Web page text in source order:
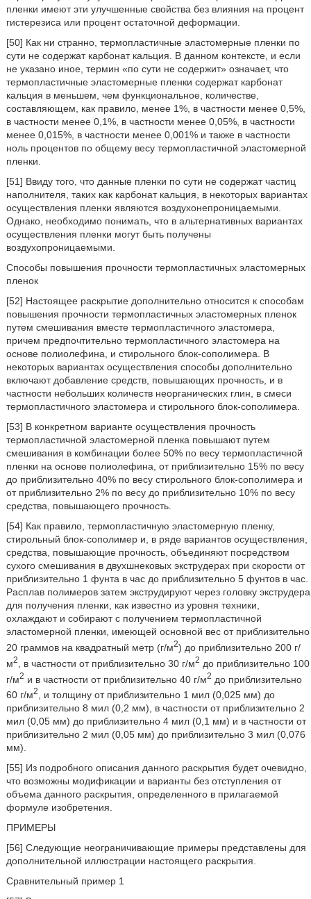
пленки имеют эти улучшенные свойства без влияния на процент
гистерезиса или процент остаточной деформации.
[50] Как ни странно, термопластичные эластомерные пленки по
сути не содержат карбонат кальция. В данном контексте, и если
не указано иное, термин «по сути не содержит» означает, что
термопластичные эластомерные пленки содержат карбонат
кальция в меньшем, чем функциональное, количестве,
составляющем, как правило, менее 1%, в частности менее 0,5%,
в частности менее 0,1%, в частности менее 0,05%, в частности
менее 0,015%, в частности менее 0,001% и также в частности
ноль процентов по общему весу термопластичной эластомерной
пленки.
[51] Ввиду того, что данные пленки по сути не содержат частиц
наполнителя, таких как карбонат кальция, в некоторых вариантах
осуществления пленки являются воздухонепроницаемыми.
Однако, необходимо понимать, что в альтернативных вариантах
осуществления пленки могут быть получены
воздухопроницаемыми.
Способы повышения прочности термопластичных эластомерных
пленок
[52] Настоящее раскрытие дополнительно относится к способам
повышения прочности термопластичных эластомерных пленок
путем смешивания вместе термопластичного эластомера,
причем предпочтительно термопластичного эластомера на
основе полиолефина, и стирольного блок-сополимера. В
некоторых вариантах осуществления способы дополнительно
включают добавление средств, повышающих прочность, и в
частности небольших количеств неорганических глин, в смеси
термопластичного эластомера и стирольного блок-сополимера.
[53] В конкретном варианте осуществления прочность
термопластичной эластомерной пленка повышают путем
смешивания в комбинации более 50% по весу термопластичной
пленки на основе полиолефина, от приблизительно 15% по весу
до приблизительно 40% по весу стирольного блок-сополимера и
от приблизительно 2% по весу до приблизительно 10% по весу
средства, повышающего прочность.
[54] Как правило, термопластичную эластомерную пленку,
стирольный блок-сополимер и, в ряде вариантов осуществления,
средства, повышающие прочность, объединяют посредством
сухого смешивания в двухшнековых экструдерах при скорости от
приблизительно 1 фунта в час до приблизительно 5 фунтов в час.
Расплав полимеров затем экструдируют через головку экструдера
для получения пленки, как известно из уровня техники,
охлаждают и собирают с получением термопластичной
эластомерной пленки, имеющей основной вес от приблизительно
20 граммов на квадратный метр (г/м2) до приблизительно 200 г/
м2 , в частности от приблизительно 30 г/м2 до приблизительно 100
г/м2 и в частности от приблизительно 40 г/м2 до приблизительно
60 г/м2
, и толщину от приблизительно 1 мил (0,025 мм) до
приблизительно 8 мил (0,2 мм), в частности от приблизительно 2
мил (0,05 мм) до приблизительно 4 мил (0,1 мм) и в частности от
приблизительно 2 мил (0,05 мм) до приблизительно 3 мил (0,076
мм).
[55] Из подробного описания данного раскрытия будет очевидно,
что возможны модификации и варианты без отступления от
объема данного раскрытия, определенного в прилагаемой
формуле изобретения.
ПРИМЕРЫ
[56] Следующие неограничивающие примеры представлены для
дополнительной иллюстрации настоящего раскрытия.
Сравнительный пример 1